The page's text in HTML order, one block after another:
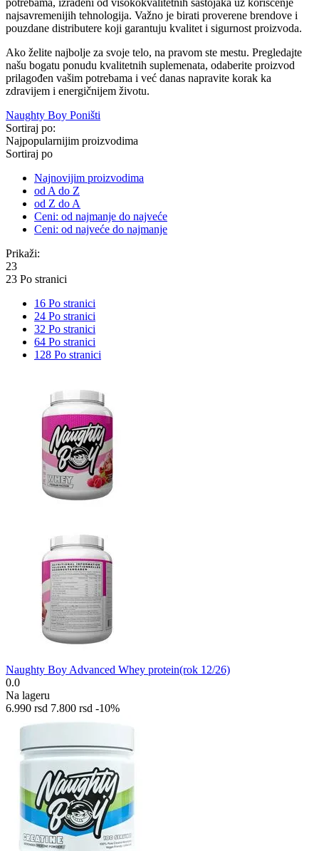
najsavremenijih tehnologija. Važno je birati proverene brendove i
pouzdane distributere koji garantuju kvalitet i sigurnost proizvoda.
Ako želite najbolje za svoje telo, na pravom ste mestu. Pregledajte
našu bogatu ponudu kvalitetnih suplemenata, odaberite proizvod
prilagođen vašim potrebama i već danas napravite korak ka
zdravijem i energičnijem životu.
Naughty Boy Poništi
Sortiraj po:
Najpopularnijim proizvodima
Sortiraj po
Najnovijim proizvodima
od A do Z
od Z do A
Ceni: od najmanje do najveće
Ceni: od najveće do najmanje
Prikaži:
23
23 Po stranici
16 Po stranici
24 Po stranici
32 Po stranici
64 Po stranici
128 Po stranici
Naughty Boy Advanced Whey protein(rok 12/26)
0.0
Na lageru
6.990 rsd 7.800 rsd -10%